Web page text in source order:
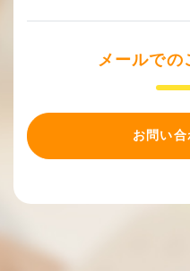
メールでの
お問い